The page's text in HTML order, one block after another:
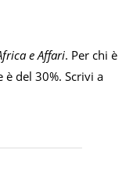
e Affari. Per chi è
del 30%. Scrivi a